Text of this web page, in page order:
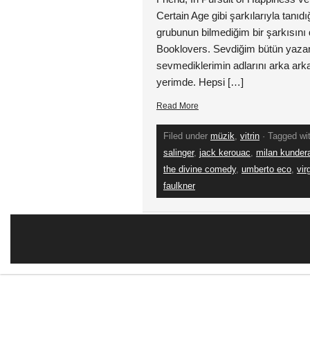
Certain Age gibi şarkılarıyla
grubunun bilmediğim bir şarkısını
Booklovers. Sevdiğim bütün
sevmediklerimin adlarını arka
yerimde. Hepsi […]
Read More
Filed under müzik, vitrin · Tagged
salinger, jack kerouac, milan
the divine comedy, umberto eco,
faulkner